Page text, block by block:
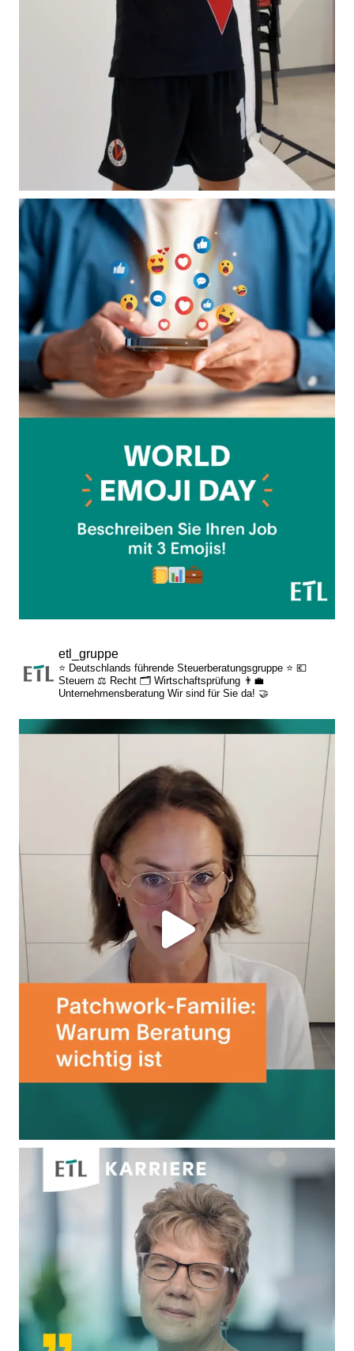
etl_gruppe
⭐ Deutschlands führende Steuerberatungsgruppe ⭐ 💶
Steuern ⚖️ Recht 🗂️ Wirtschaftsprüfung 👨‍💼
Unternehmensberatung Wir sind für Sie da! 🤝